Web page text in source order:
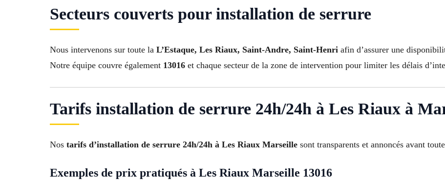
Secteurs couverts pour installation de serrure
Nous intervenons sur toute la L’Estaque, Les Riaux, Saint-Andre, Saint-Henri afin d’assurer une
Notre équipe couvre également 13016 et chaque secteur de la zone de intervention pour limiter les délais
Tarifs installation de serrure 24h/24h à Les Riaux à
Nos tarifs d’installation de serrure 24h/24h à Les Riaux Marseille sont transparents et annoncés avant
Exemples de prix pratiqués à Les Riaux Marseille 13016